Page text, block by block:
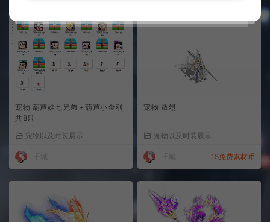
宠物 葫芦娃七兄弟＋葫芦小金刚
共8只
宠物以及时装展示
宠物 敖烈
宠物以及时装展示
15免费素材币